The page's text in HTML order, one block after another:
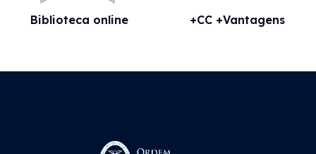
Biblioteca online +CC +Vantagens